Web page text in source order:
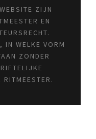
ZIJN
EN
IN WELKE VORM
ZONDER
RITMEESTER.